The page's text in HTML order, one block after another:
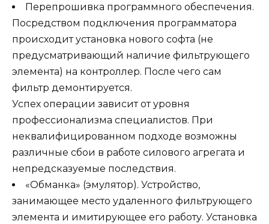
Перепрошивка программного обеспечения.
Посредством подключения программатора
происходит установка нового софта (не
предусматривающий наличие фильтрующего
элемента) на контроллер. После чего сам
фильтр демонтируется.
Успех операции зависит от уровня
профессионализма специалистов. При
неквалифицированном подходе возможны
различные сбои в работе силового агрегата и
непредсказуемые последствия.
«Обманка» (эмулятор). Устройство,
занимающее место удаленного фильтрующего
элемента и имитирующее его работу. Установка